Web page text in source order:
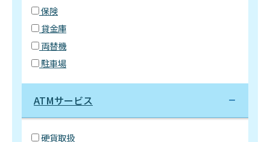
保険
貸金庫
両替機
駐車場
ATMサービス
硬貨取扱